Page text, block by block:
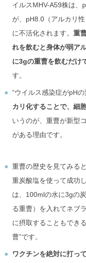
イルスMHV-A59株は、
が、pH8.0（アルカリ
に不活化されます。 重
れを飲むと身体が弱ア
に3gの重曹を飲むだけ
す。
“ウイルス感染症がpH
カリ化することで、細
いうのが、重曹が新型
がある理由です。
重曹の歴史を見てみる
重炭酸塩を使って成功
は、100mlの水に3gの
る重曹）を入れてネブ
に摂取することもでき
曹”です。
ワクチンを絶対に打っ